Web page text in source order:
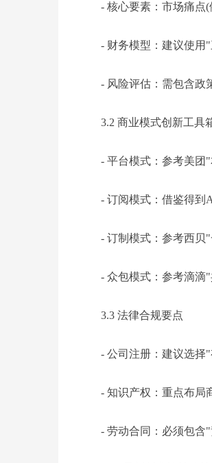
- 核心要素：市场痛点
- 财务模型：建议使用
- 风险评估：需包含政
3.2 商业模式创新工具
- 平台模式：参考美团
- 订阅模式：借鉴得到
- 订制模式：参考西贝
- 众包模式：参考滴滴
3.3 法律合规要点
- 公司注册：建议选择
- 知识产权：重点布局
- 劳动合同：必须包含